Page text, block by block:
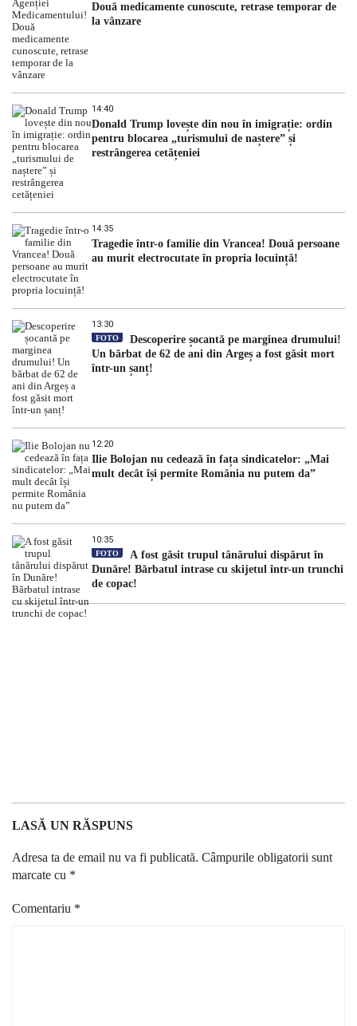
Două medicamente cunoscute, retrase temporar de
la vânzare
14:40
Donald Trump lovește din nou în imigrație: ordin
pentru blocarea „turismului de naștere” și
restrângerea cetățeniei
14:35
Tragedie într-o familie din Vrancea! Două persoane
au murit electrocutate în propria locuință!
13:30
FOTO
Descoperire șocantă pe marginea drumului!
Un bărbat de 62 de ani din Argeș a fost găsit mort
într-un șanț!
12:20
Ilie Bolojan nu cedează în fața sindicatelor: „Mai
mult decât își permite România nu putem da”
10:35
FOTO
A fost găsit trupul tânărului dispărut în
Dunăre! Bărbatul intrase cu skijetul într-un trunchi
de copac!
LASĂ UN RĂSPUNS
Adresa ta de email nu va fi publicată. Câmpurile obligatorii sunt
marcate cu *
Comentariu *